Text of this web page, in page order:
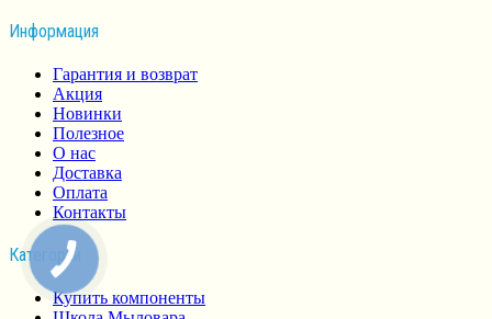
Информация
Гарантия и возврат
Акция
Новинки
Полезное
О нас
Доставка
Оплата
Контакты
Категории
Купить компоненты